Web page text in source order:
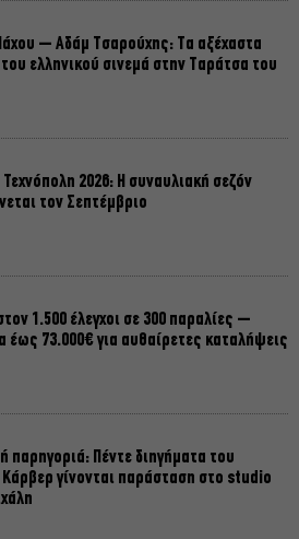
– Αδάμ Τσαρούχης: Τα αξέχαστα
ελληνικού σινεμά στην Ταράτσα του
2026: Η συναυλιακή σεζόν
τον Σεπτέμβριο
1.500 έλεγχοι σε 300 παραλίες –
έως 73.000€ για αυθαίρετες καταλήψεις
παρηγοριά: Πέντε διηγήματα του
γίνονται παράσταση στο studio